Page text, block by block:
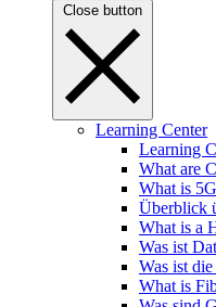
Close button
Learning Center
Learning
What are
What is
Überblick
What is a
Was ist
Was ist
What is